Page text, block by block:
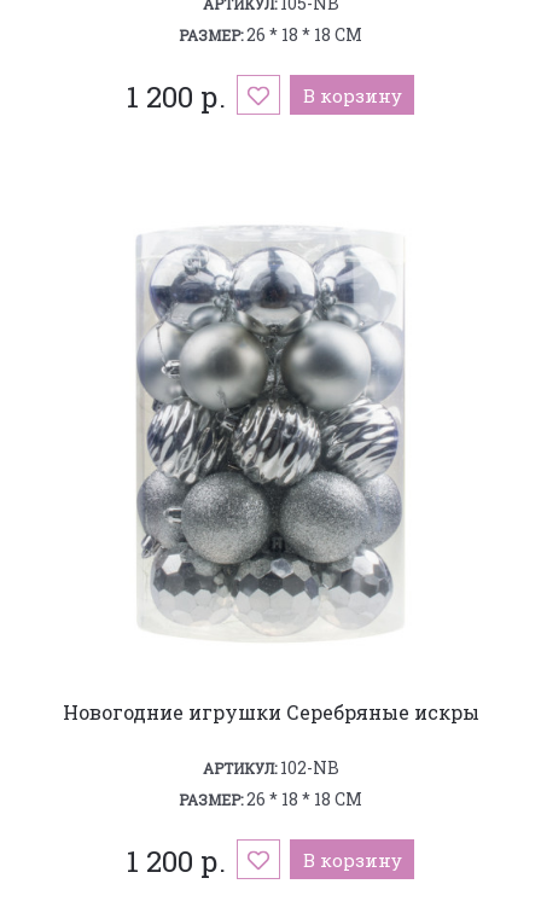
РАЗМЕР:26 * 18 * 18 СМ
1 200 р. В корзину
Новогодние игрушки Серебряные искры
АРТИКУЛ:102-NB
РАЗМЕР:26 * 18 * 18 СМ
1 200 р. В корзину